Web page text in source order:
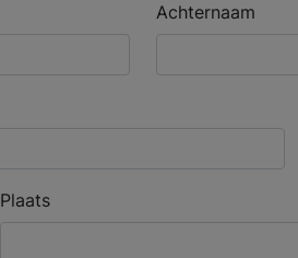
Achternaam
Plaats